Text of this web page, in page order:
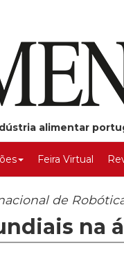
alimentar
Feira Virtual
de
na